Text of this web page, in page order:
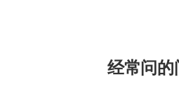
经常问的